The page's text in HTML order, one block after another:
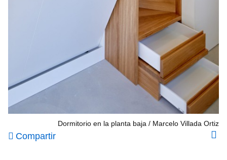
Dormitorio en la planta baja Marcelo Villada Ortiz
Compartir